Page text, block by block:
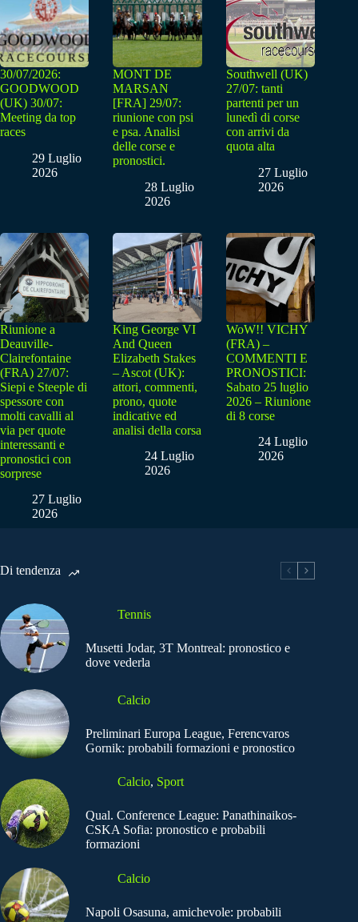
30/07/2026:
GOODWOOD
(UK) 30/07:
Meeting da top
races
29 Luglio
2026
MONT DE
MARSAN
[FRA] 29/07:
riunione con psi
e psa. Analisi
delle corse e
pronostici.
28 Luglio
2026
Southwell (UK)
27/07: tanti
partenti per un
lunedì di corse
con arrivi da
quota alta
27 Luglio
2026
Riunione a
Deauville-
Clairefontaine
(FRA) 27/07:
Siepi e Steeple di
spessore con
molti cavalli al
via per quote
interessanti e
pronostici con
sorprese
27 Luglio
2026
King George VI
And Queen
Elizabeth Stakes
– Ascot (UK):
attori, commenti,
prono, quote
indicative ed
analisi della corsa
24 Luglio
2026
WoW!! VICHY
(FRA) –
COMMENTI E
PRONOSTICI:
Sabato 25 luglio
2026 – Riunione
di 8 corse
24 Luglio
2026
Di tendenza
Tennis
Musetti Jodar, 3T Montreal: pronostico e
dove vederla
Calcio
Preliminari Europa League, Ferencvaros
Gornik: probabili formazioni e pronostico
Calcio, Sport
Qual. Conference League: Panathinaikos-
CSKA Sofia: pronostico e probabili
formazioni
Calcio
Napoli Osasuna, amichevole: probabili